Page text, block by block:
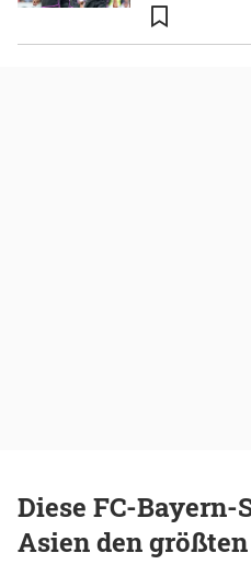
Diese FC-
Asien den